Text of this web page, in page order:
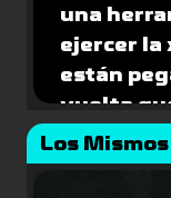
una
ejercer la
están
vuelta
Los